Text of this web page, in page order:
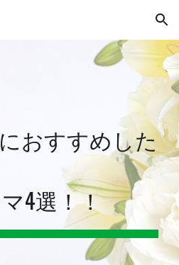
Skip to navigation
おすすめした
4選！！